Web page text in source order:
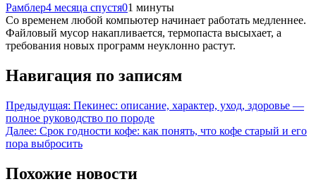
Рамблер4 месяца спустя01 минуты
Со временем любой компьютер начинает работать медленнее.
Файловый мусор накапливается, термопаста высыхает, а
требования новых программ неуклонно растут.
Навигация по записям
Предыдущая: Пекинес: описание, характер, уход, здоровье —
полное руководство по породе
Далее: Срок годности кофе: как понять, что кофе старый и его
пора выбросить
Похожие новости